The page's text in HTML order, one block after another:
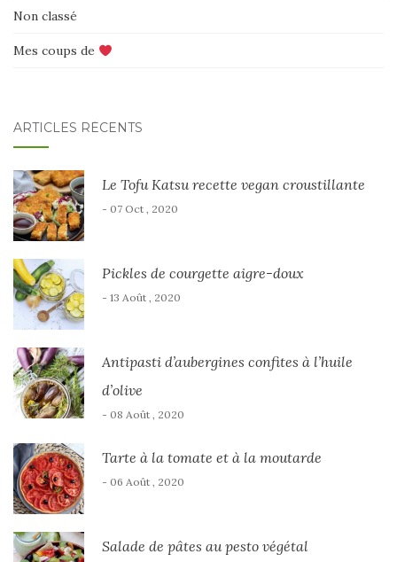
Non classé
Mes coups de
ARTICLES RÉCENTS
Le Tofu Katsu recette vegan croustillante
- 07 Oct , 2020
Pickles de courgette aigre-doux
- 13 Août , 2020
Antipasti d’aubergines confites à l’huile
d’olive
- 08 Août , 2020
Tarte à la tomate et à la moutarde
- 06 Août , 2020
Salade de pâtes au pesto végétal